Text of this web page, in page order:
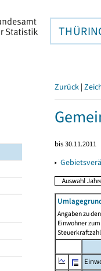
Zurück |
bis 30.11.2011
▸
Angaben zu
Einwohner